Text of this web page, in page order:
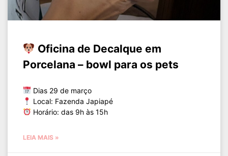
Oficina de Decalque em
Porcelana – bowl para os pets
Dias 29 de março
Local: Fazenda Japiapé
Horário: das 9h às 15h
LEIA MAIS »